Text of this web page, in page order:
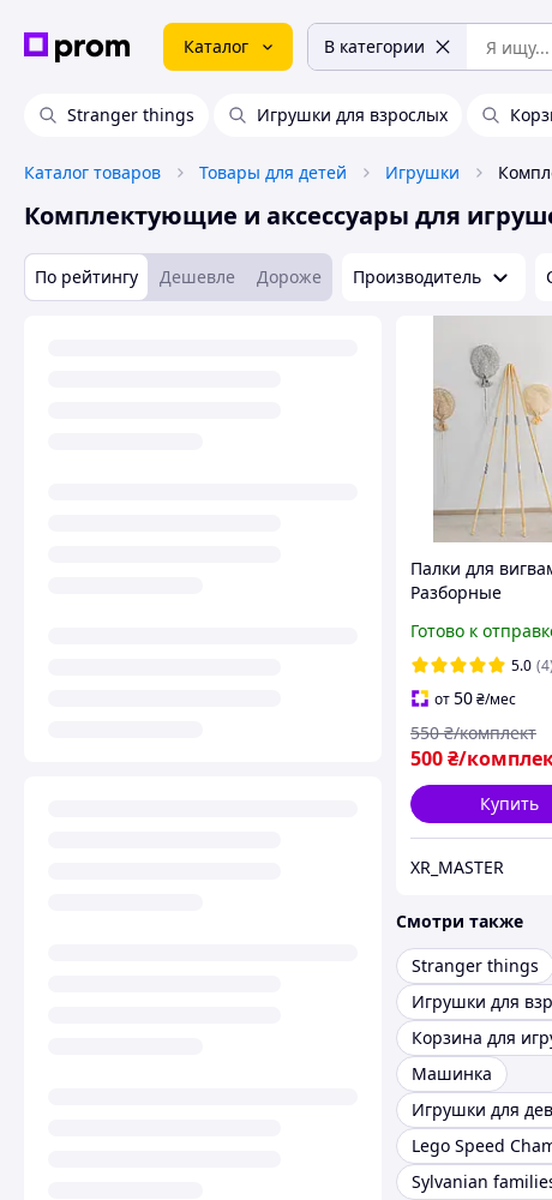
Каталог В категории
Stranger things Игрушки для взрослых
Каталог товаров Товары для детей Игрушки
Комплектующие и аксессуары для
По рейтингу Дешевле Дороже Производитель
Палки для
Разборные
Комплект 4 шт.
Готово к
5.0 (4)
от50₴/мес
500₴/
550 ₴/комплект
Купить
XR_MASTER
Смотри также
Stranger things
Игрушки для
Корзина для
Машинка
Игрушки для
Lego Speed
Sylvanian